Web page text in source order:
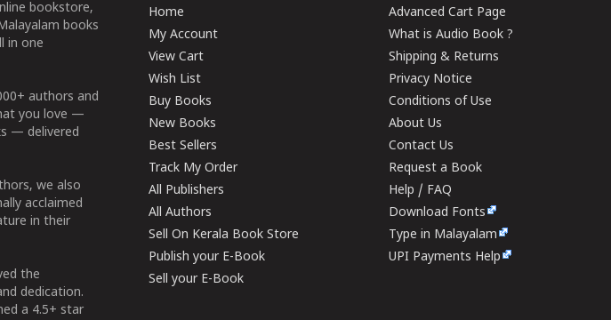
bookstore,
books
in one
authors and
you love —
— delivered
we also
acclaimed
in their
the
dedication.
a 4.5+ star
Home
My Account
View Cart
Wish List
Buy Books
New Books
Best Sellers
Track My Order
All Publishers
All Authors
Sell On Kerala Book Store
Publish your E-Book
Sell your E-Book
Advanced Cart Page
What is Audio Book ?
Shipping & Returns
Privacy Notice
Conditions of Use
About Us
Contact Us
Request a Book
Help / FAQ
Download Fonts
Type in Malayalam
UPI Payments Help